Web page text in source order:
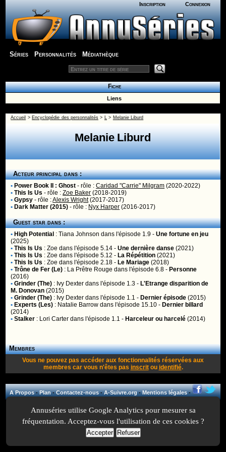
Inscription Connexion
Séries Personnalités Médiathèque
Fiche
Liens
Accueil > Encyclopédie des personnalités > L> Melanie Liburd
Melanie Liburd
Acteur principal dans :
• Power Book II : Ghost - rôle :Caridad "Carrie" Milgram (2020-2022)
• This Is Us - rôle :Zoe Baker (2018-2019)
• Gypsy - rôle :Alexis Wright(2017-2017)
• Dark Matter (2015) - rôle : Nyx Harper (2016-2017)
Guest star dans :
• High Potential :Tiana Johnson dans l'épisode 1.9 -Une fortune en jeu
(2025)
• This Is Us :Zoe dans l'épisode 5.14 -Une dernière danse (2021)
• This Is Us :Zoe dans l'épisode 5.12 - La Répétition (2021)
• This Is Us :Zoe dans l'épisode 2.18 - Le Mariage (2018)
• Trône de Fer (Le) : La Prêtre Rouge dans l'épisode 6.8 - Personne
(2016)
• Grinder (The) : Ivy Dexter dans l'épisode 1.3 - L'Etrange disparition de
M. Donovan (2015)
• Grinder (The) : Ivy Dexter dans l'épisode 1.1 - Dernier épisode (2015)
• Experts (Les) : Natalie Barrow dans l'épisode 15.10 - Dernier billard
(2014)
• Stalker : Lori Carter dans l'épisode 1.1 - Harceleur ou harcelé (2014)
Membres
Vous ne pouvez pas accéder aux fonctionnalités réservées aux
membres car vous n'êtes pas inscritou identifié.
A Propos-Plan-Contactez-nous-A-Suivre.org-Mentions légales-
Annuséries utilise Google Analytics pour mesurer sa
fréquentation. Acceptez-vous l'utilisation de ces cookies ?
Accepter Refuser